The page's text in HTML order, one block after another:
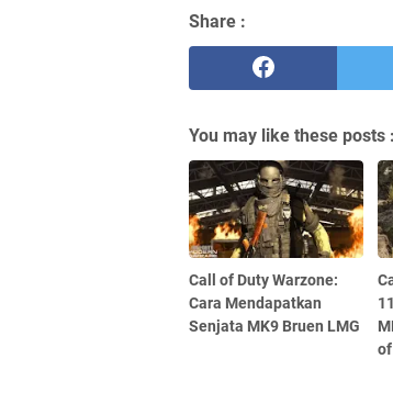
Share :
You may like these posts :
Call of Duty Warzone:
Cara Mendapatkan
Senjata MK9 Bruen LMG